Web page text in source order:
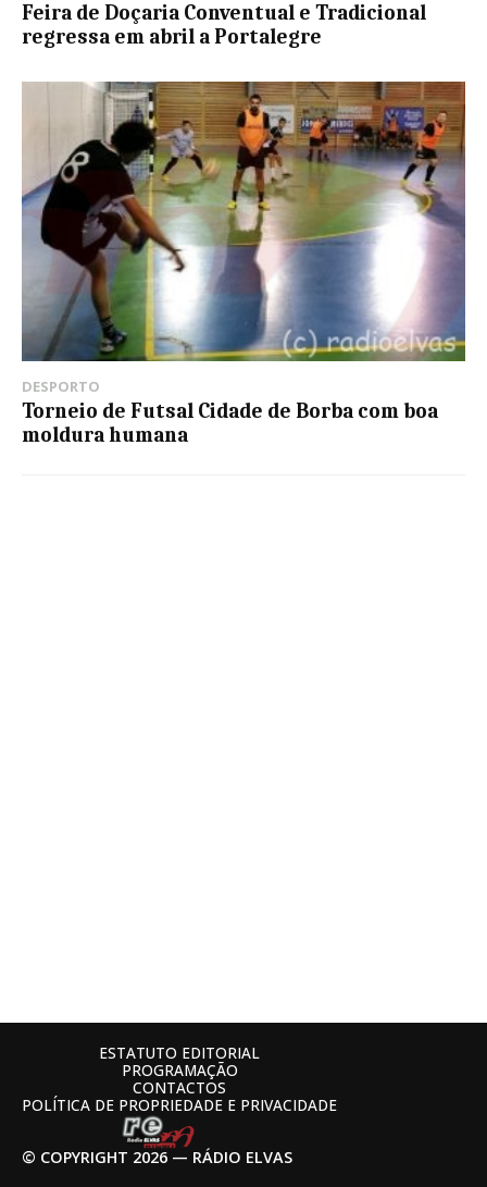
Feira de Doçaria Conventual e Tradicional
regressa em abril a Portalegre
DESPORTO
Torneio de Futsal Cidade de Borba com boa
moldura humana
© COPYRIGHT 2026 — RÁDIO ELVAS
ESTATUTO EDITORIAL
PROGRAMAÇÃO
CONTACTOS
POLÍTICA DE PROPRIEDADE E PRIVACIDADE